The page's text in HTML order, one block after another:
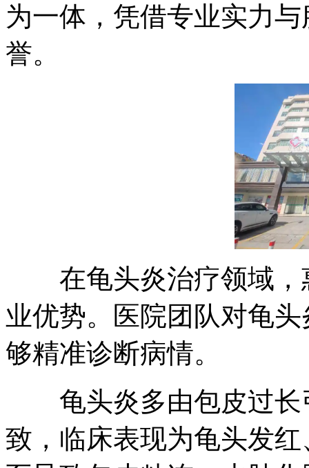
为一体，凭借专业实力
誉。
在龟头炎治疗领域，
业优势。医院团队对龟
够精准诊断病情。
龟头炎多由包皮过长
致，临床表现为龟头发